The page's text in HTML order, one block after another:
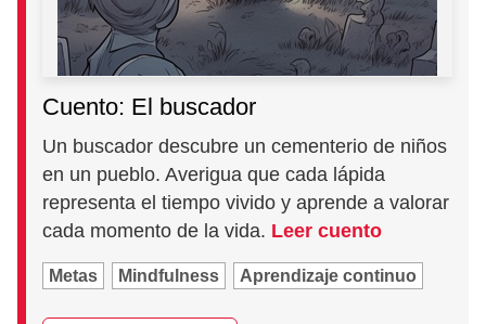
Cuento: El buscador
Un buscador descubre un cementerio de niños
en un pueblo. Averigua que cada lápida
representa el tiempo vivido y aprende a valorar
cada momento de la vida. Leer cuento
Metas Mindfulness Aprendizaje continuo